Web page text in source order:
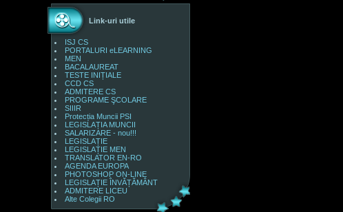
Link-uri utile
ISJ CS
PORTALURI eLEARNING
MEN
BACALAUREAT
TESTE INIȚIALE
CCD CS
ADMITERE CS
PROGRAME ŞCOLARE
SIIIR
Protecția Muncii PSI
LEGISLAȚIA MUNCII
SALARIZARE - nou!!!
LEGISLAȚIE
LEGISLAȚIE MEN
TRANSLATOR EN-RO
AGENDA EUROPA
PHOTOSHOP ON-LINE
LEGISLAȚIE ÎNVĂȚĂMÂNT
ADMITERE LICEU
Alte Colegii RO